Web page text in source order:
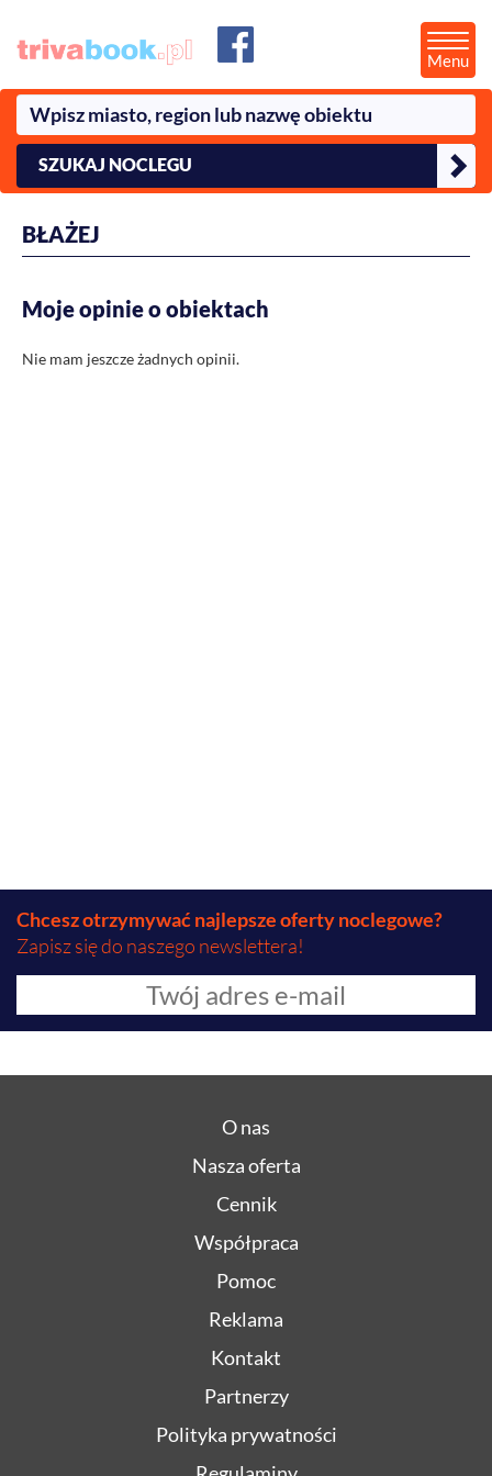
Menu
SZUKAJ NOCLEGU
BŁAŻEJ
Moje opinie o obiektach
Nie mam jeszcze żadnych opinii.
Chcesz otrzymywać najlepsze oferty noclegowe?
Zapisz się do naszego newslettera!
O nas
Nasza oferta
Cennik
Współpraca
Pomoc
Reklama
Kontakt
Partnerzy
Polityka prywatności